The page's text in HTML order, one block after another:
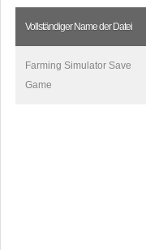
Vollständiger Name der Datei
Farming Simulator Save
Game